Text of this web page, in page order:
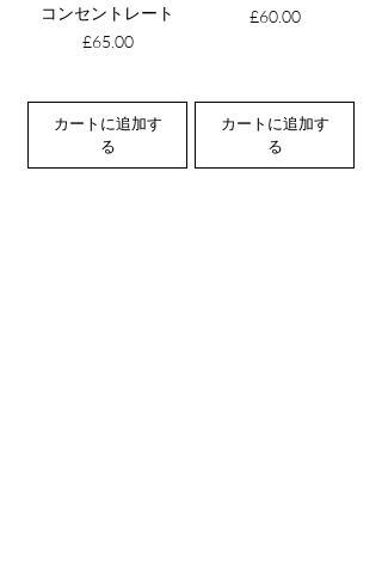
コンセントレート
価格
£65.00
カートに追加す
る
価格
£60.00
カートに追加す
る